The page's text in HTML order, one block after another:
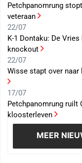
Petchpanomrung
veteraan
22/07
K-1 Dontaku: De
knockout
22/07
Wisse stapt over naar
17/07
Petchpanomrung ruilt
kloosterleven
MEER